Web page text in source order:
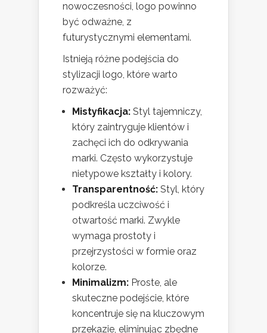
nowoczesności, logo powinno
być odważne, z
futurystycznymi elementami.
Istnieją różne podejścia do
stylizacji logo, które warto
rozważyć:
Mistyfikacja: Styl tajemniczy,
który zaintryguje klientów i
zachęci ich do odkrywania
marki. Często wykorzystuje
nietypowe kształty i kolory.
Transparentność: Styl, który
podkreśla uczciwość i
otwartość marki. Zwykle
wymaga prostoty i
przejrzystości w formie oraz
kolorze.
Minimalizm: Proste, ale
skuteczne podejście, które
koncentruje się na kluczowym
przekazie, eliminując zbędne